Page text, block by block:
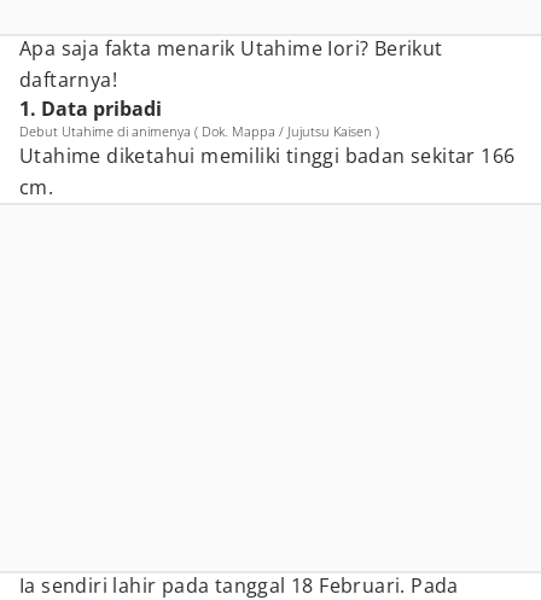
Apa saja fakta menarik Utahime Iori? Berikut
daftarnya!
1. Data pribadi
Debut Utahime di animenya ( Dok. Mappa / Jujutsu Kaisen )
Utahime diketahui memiliki tinggi badan sekitar 166
cm.
Ia sendiri lahir pada tanggal 18 Februari. Pada